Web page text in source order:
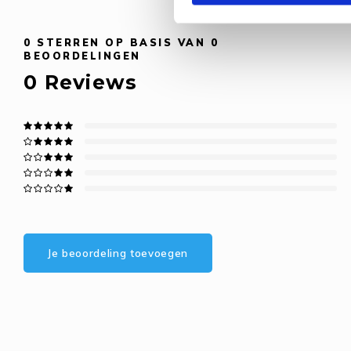
0 STERREN OP BASIS VAN 0
BEOORDELINGEN
0 Reviews
Je beoordeling toevoegen